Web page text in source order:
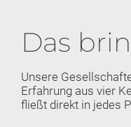
Das
Unsere
Erfahrung aus vier
fließt direkt in jedes